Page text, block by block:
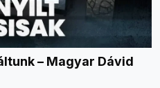
– Magyar Dávid